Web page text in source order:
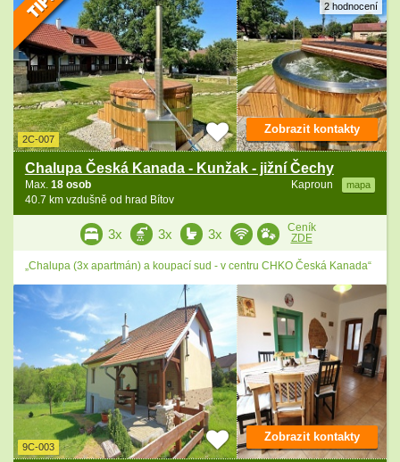
2 hodnocení
2C-007
Chalupa Česká Kanada - Kunžak - jižní Čechy
Kaproun mapa
Max. 18 osob
40.7 km vzdušně od hrad Bítov
Zobrazit kontakty
3x 3x 3x
Ceník
ZDE
„Chalupa (3x apartmán) a koupací sud - v centru CHKO Česká Kanada“
9C-003
Zobrazit kontakty